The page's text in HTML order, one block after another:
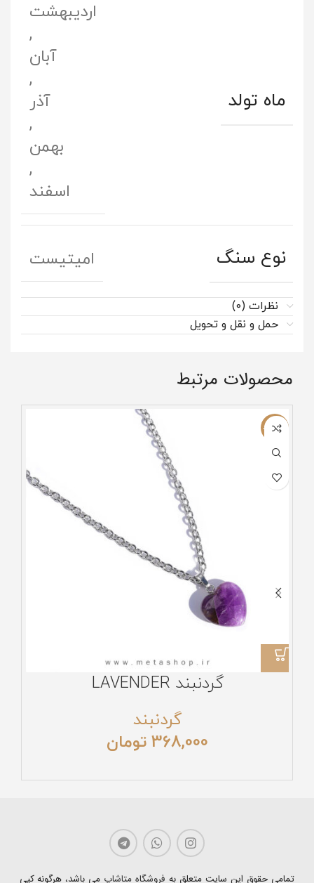
ماه تولد
اردیبهشت
,
آبان
,
آذر
,
بهمن
,
اسفند
نوع سنگ امیتیست
نظرات (0)
حمل و نقل و تحویل
محصولات مرتبط
ناموجود
گردنبند LAVENDER
گردنبند
368,000 تومان
تمامی حقوق این سایت متعلق به فروشگاه متاشاپ می باشد، هرگونه کپی